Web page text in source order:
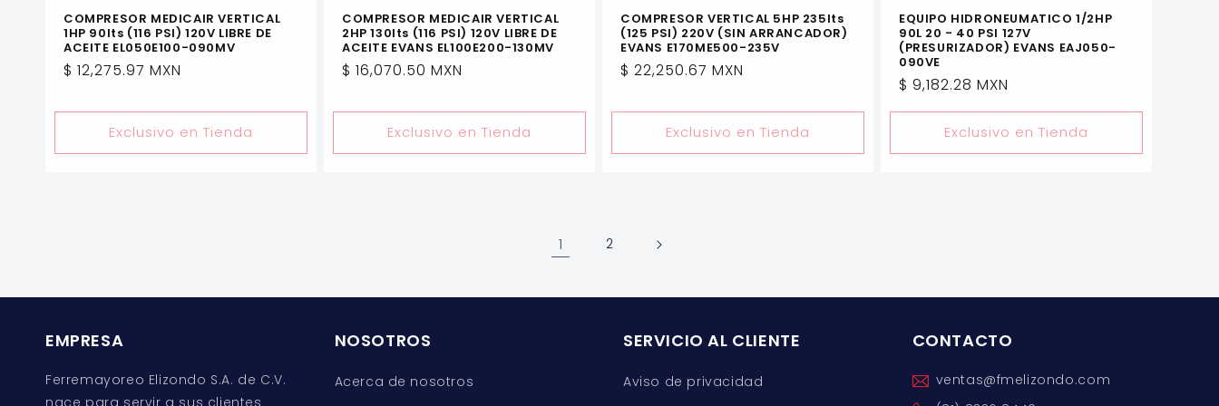
COMPRESOR MEDICAIR VERTICAL
1HP 90lts (116 PSI) 120V LIBRE DE
ACEITE EL050E100-090MV
Precio
$ 12,275.97 MXN
Exclusivo en Tienda
COMPRESOR MEDICAIR VERTICAL
2HP 130lts (116 PSI) 120V LIBRE DE
ACEITE EVANS EL100E200-130MV
Precio
$ 16,070.50 MXN
Exclusivo en Tienda
COMPRESOR VERTICAL 5HP 235lts
(125 PSI) 220V (SIN ARRANCADOR)
EVANS E170ME500-235V
Precio
$ 22,250.67 MXN
Exclusivo en Tienda
EQUIPO HIDRONEUMATICO 1/2HP
90L 20 - 40 PSI 127V
(PRESURIZADOR) EVANS EAJ050-
090VE
Precio
$ 9,182.28 MXN
Exclusivo en Tienda
1 2
EMPRESA
Ferremayoreo Elizondo S.A. de C.V.
nace para servir a sus clientes
NOSOTROS
Acerca de nosotros
SERVICIO AL CLIENTE
Aviso de privacidad
CONTACTO
ventas@fmelizondo.com